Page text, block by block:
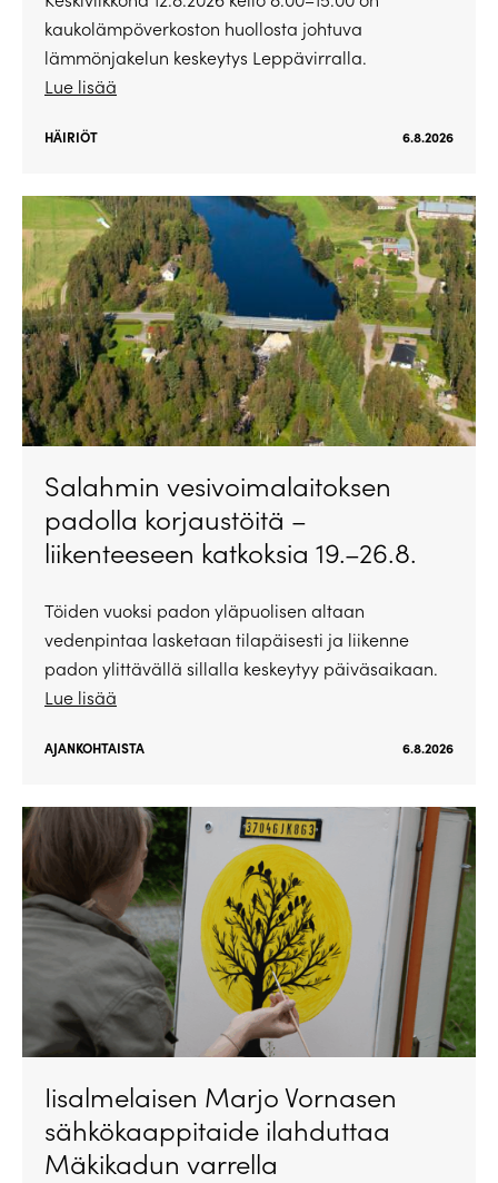
kaukolämpöverkoston huollosta johtuva
lämmönjakelun keskeytys Leppävirralla.
Lue lisää
HÄIRIÖT 6.8.2026
Salahmin vesivoimalaitoksen
padolla korjaustöitä –
liikenteeseen katkoksia 19.–26.8.
Töiden vuoksi padon yläpuolisen altaan
vedenpintaa lasketaan tilapäisesti ja liikenne
padon ylittävällä sillalla keskeytyy päiväsaikaan.
Lue lisää
AJANKOHTAISTA 6.8.2026
Iisalmelaisen Marjo Vornasen
sähkökaappitaide ilahduttaa
Mäkikadun varrella